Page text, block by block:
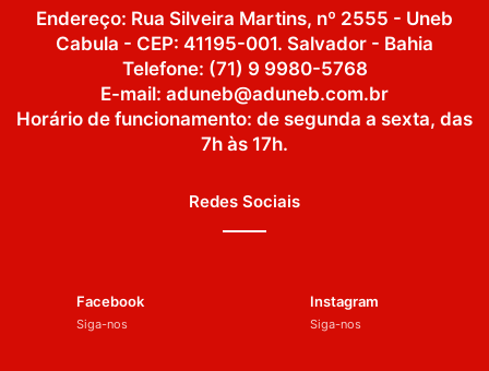
Endereço: Rua Silveira Martins, nº 2555 - Uneb
Cabula - CEP: 41195-001. Salvador - Bahia
Telefone: (71) 9 9980-5768
E-mail: aduneb@aduneb.com.br
Horário de funcionamento: de segunda a sexta, das
7h às 17h.
Redes Sociais
Facebook
Siga-nos
Instagram
Siga-nos